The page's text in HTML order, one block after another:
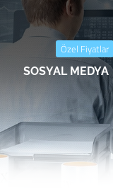
Özel Fiyatlar
SOSYAL MEDYA